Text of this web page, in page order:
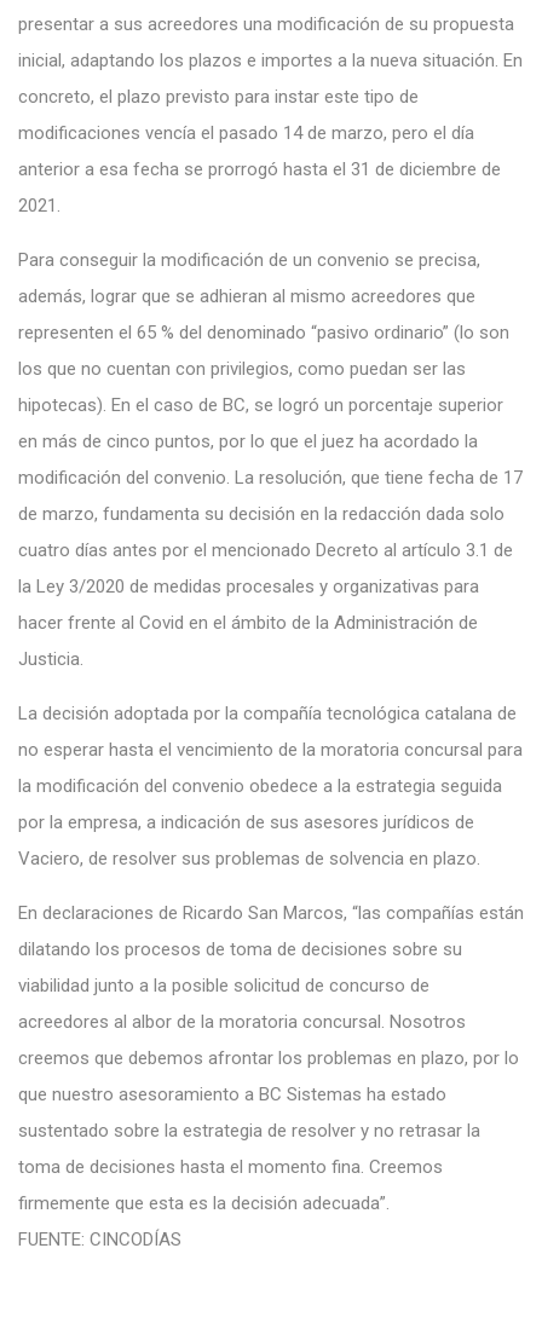
presentar a sus acreedores una modificación de su propuesta
inicial, adaptando los plazos e importes a la nueva situación. En
concreto, el plazo previsto para instar este tipo de
modificaciones vencía el pasado 14 de marzo, pero el día
anterior a esa fecha se prorrogó hasta el 31 de diciembre de
2021.
Para conseguir la modificación de un convenio se precisa,
además, lograr que se adhieran al mismo acreedores que
representen el 65 % del denominado “pasivo ordinario” (lo son
los que no cuentan con privilegios, como puedan ser las
hipotecas). En el caso de BC, se logró un porcentaje superior
en más de cinco puntos, por lo que el juez ha acordado la
modificación del convenio. La resolución, que tiene fecha de 17
de marzo, fundamenta su decisión en la redacción dada solo
cuatro días antes por el mencionado Decreto al artículo 3.1 de
la Ley 3/2020 de medidas procesales y organizativas para
hacer frente al Covid en el ámbito de la Administración de
Justicia.
La decisión adoptada por la compañía tecnológica catalana de
no esperar hasta el vencimiento de la moratoria concursal para
la modificación del convenio obedece a la estrategia seguida
por la empresa, a indicación de sus asesores jurídicos de
Vaciero, de resolver sus problemas de solvencia en plazo.
En declaraciones de Ricardo San Marcos, “las compañías están
dilatando los procesos de toma de decisiones sobre su
viabilidad junto a la posible solicitud de concurso de
acreedores al albor de la moratoria concursal. Nosotros
creemos que debemos afrontar los problemas en plazo, por lo
que nuestro asesoramiento a BC Sistemas ha estado
sustentado sobre la estrategia de resolver y no retrasar la
toma de decisiones hasta el momento fina. Creemos
firmemente que esta es la decisión adecuada”.
FUENTE: CINCODÍAS